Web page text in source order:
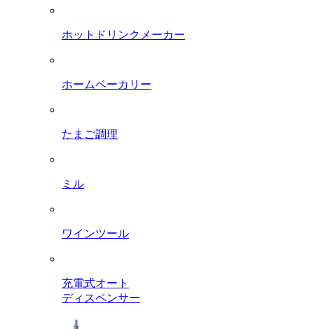
ホットドリンクメーカー
ホームベーカリー
たまご調理
ミル
ワインツール
充電式オート
ディスペンサー